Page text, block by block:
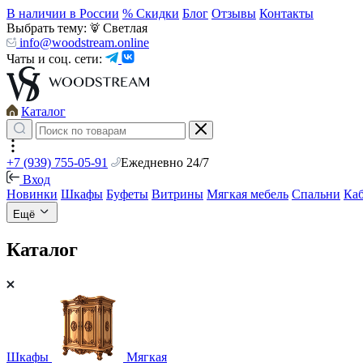
В наличии в России % Скидки Блог Отзывы Контакты
Выбрать тему:
Светлая
info@woodstream.online
Чаты и соц. сети:
Каталог
+7 (939) 755-05-91
Ежедневно 24/7
Вход
Новинки Шкафы Буфеты Витрины Мягкая мебель Спальни
Ещё
Каталог
Шкафы Мягкая